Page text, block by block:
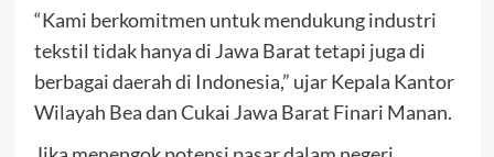
“Kami berkomitmen untuk mendukung industri
tekstil tidak hanya di Jawa Barat tetapi juga di
berbagai daerah di Indonesia,” ujar Kepala Kantor
Wilayah Bea dan Cukai Jawa Barat Finari Manan.